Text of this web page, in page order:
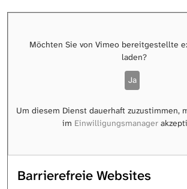
Möchten Sie von Vimeobereitgestellte
laden?
Ja
Um diesem Dienst dauerhaft zuzustimmen,
im Einwilligungsmanager
Barrierefreie Websites